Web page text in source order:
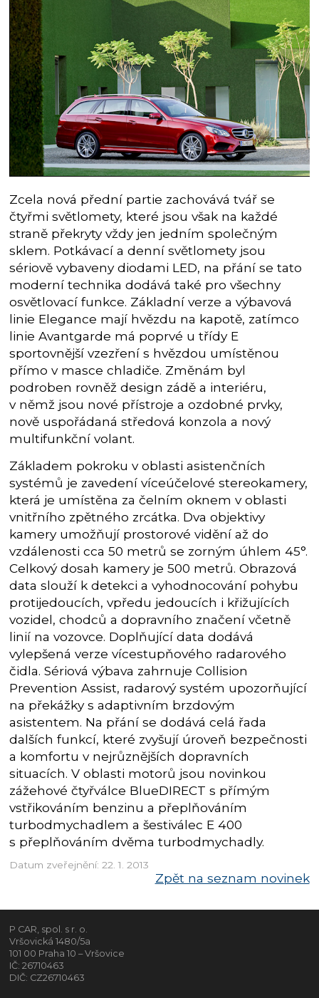
Zcela nová přední partie zachovává tvář se
čtyřmi světlomety, které jsou však na každé
straně překryty vždy jen jedním společným
sklem. Potkávací a denní světlomety jsou
sériově vybaveny diodami LED, na přání se tato
moderní technika dodává také pro všechny
osvětlovací funkce. Základní verze a výbavová
linie Elegance mají hvězdu na kapotě, zatímco
linie Avantgarde má poprvé u třídy E
sportovnější vzezření s hvězdou umístěnou
přímo v masce chladiče. Změnám byl
podroben rovněž design zádě a interiéru,
v němž jsou nové přístroje a ozdobné prvky,
nově uspořádaná středová konzola a nový
multifunkční volant.
Základem pokroku v oblasti asistenčních
systémů je zavedení víceúčelové stereokamery,
která je umístěna za čelním oknem v oblasti
vnitřního zpětného zrcátka. Dva objektivy
kamery umožňují prostorové vidění až do
vzdálenosti cca 50 metrů se zorným úhlem 45°.
Celkový dosah kamery je 500 metrů. Obrazová
data slouží k detekci a vyhodnocování pohybu
protijedoucích, vpředu jedoucích i křižujících
vozidel, chodců a dopravního značení včetně
linií na vozovce. Doplňující data dodává
vylepšená verze vícestupňového radarového
čidla. Sériová výbava zahrnuje Collision
Prevention Assist, radarový systém upozorňující
na překážky s adaptivním brzdovým
asistentem. Na přání se dodává celá řada
dalších funkcí, které zvyšují úroveň bezpečnosti
a komfortu v nejrůznějších dopravních
situacích. V oblasti motorů jsou novinkou
zážehové čtyřválce BlueDIRECT s přímým
vstřikováním benzinu a přeplňováním
turbodmychadlem a šestiválec E 400
s přeplňováním dvěma turbodmychadly.
Datum zveřejnění: 22. 1. 2013
Zpět na seznam novinek
P CAR, spol. s r. o.
Vršovická 1480/5a
101 00 Praha 10 – Vršovice
IČ: 26710463
DIČ: CZ26710463